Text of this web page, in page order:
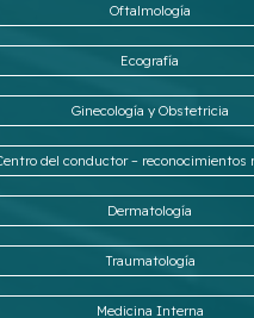
Oftalmología
Ecografía
Ginecología y Obstetricia
del conductor – reconocimientos
Dermatología
Traumatología
Medicina Interna